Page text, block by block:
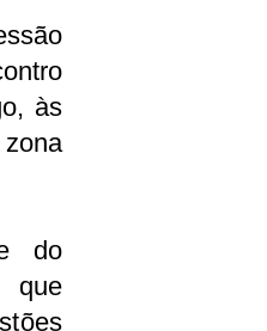
às
do
que